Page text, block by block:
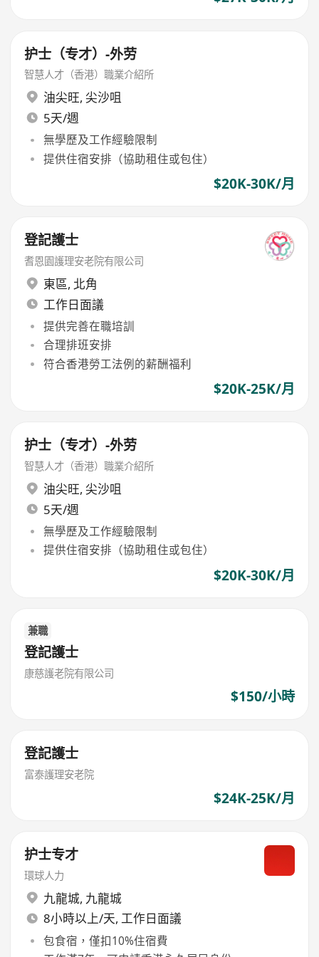
护士（专才）-外劳
智慧人才（香港）職業介紹所
油尖旺, 尖沙咀
5天/週
無學歷及工作經驗限制
提供住宿安排（協助租住或包住）
$20K-30K/月
登記護士
耆恩園護理安老院有限公司
東區, 北角
工作日面議
提供完善在職培訓
合理排班安排
符合香港勞工法例的薪酬福利
$20K-25K/月
护士（专才）-外劳
智慧人才（香港）職業介紹所
油尖旺, 尖沙咀
5天/週
無學歷及工作經驗限制
提供住宿安排（協助租住或包住）
$20K-30K/月
兼職
登記護士
康慈護老院有限公司
$150/小時
登記護士
富泰護理安老院
$24K-25K/月
护士专才
環球人力
九龍城, 九龍城
8小時以上/天, 工作日面議
包食宿，僅扣10%住宿費